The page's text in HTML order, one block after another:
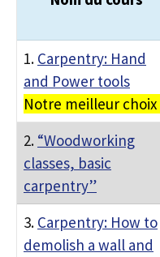
1. Carpentry: Hand
and Power tools
Notre meilleur choix
2. “Woodworking
classes, basic
carpentry”
3. Carpentry: How to
demolish a wall and